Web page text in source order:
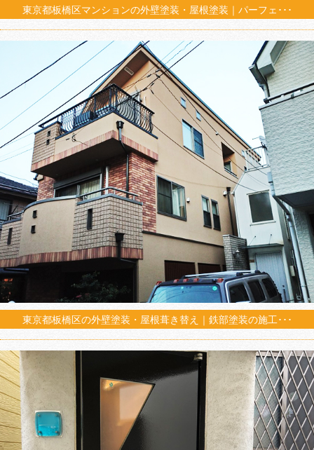
東京都板橋区マンションの外壁塗装・屋根塗装｜パーフェ･･･
東京都板橋区の外壁塗装・屋根葺き替え｜鉄部塗装の施工･･･